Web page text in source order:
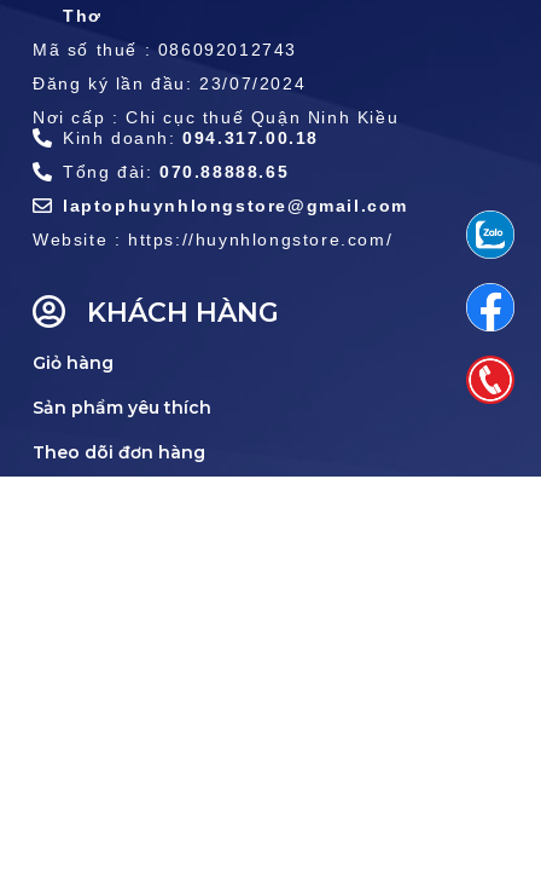
Thơ
Mã số thuế : 086092012743
Đăng ký lần đầu: 23/07/2024
Nơi cấp : Chi cục thuế Quận Ninh Kiều
Kinh doanh:094.317.00.18
Tổng đài: 070.88888.65
laptophuynhlongstore@gmail.com
Website : https://huynhlongstore.com/
KHÁCH HÀNG
Giỏ hàng
Sản phẩm yêu thích
Theo dõi đơn hàng